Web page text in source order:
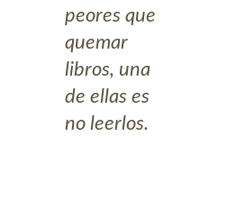
peores que
quemar
libros, una
de ellas es
no leerlos.